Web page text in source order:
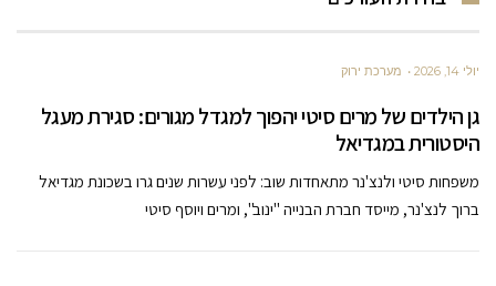
יולי 14, 2026 מערכת ירוק
גן הילדים של מרים סיטי יהפוך למגדל מגורים: סגירת מעגל
היסטורית במגדיאל
משפחות סיטי ולנצ'נר מתאחדות שוב: לפני עשרות שנים גרו בשכונת מגדיאל
ברוך לנצ'נר, מייסד חברת הבנייה "ינוב", ומרים ויוסף סיטי